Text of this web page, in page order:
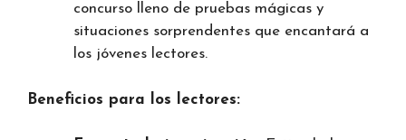
concurso lleno de pruebas mágicas y
situaciones sorprendentes que encantará a
los jóvenes lectores.
Beneficios para los lectores: